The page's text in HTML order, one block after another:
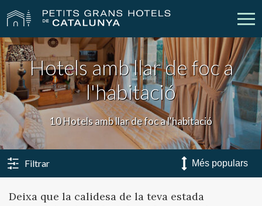
Els Nostres Hotels Escapades
Casaments Empreses
Xecs Regal Descobreix Catalunya
La meva reserva
Hotels amb llar de foc a
l'habitació
10 Hotels amb llar de foc a l'habitació
Filtrar
Deixa que la calidesa de la teva estada